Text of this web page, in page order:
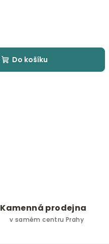
Do košíku
Kamenná prodejna
v samém centru Prahy